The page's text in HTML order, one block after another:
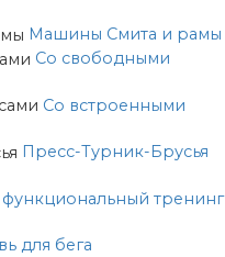
Машины Смита и рамы
Со свободными
Со встроенными
Пресс-Турник-Брусья
функциональный тренинг
для бега